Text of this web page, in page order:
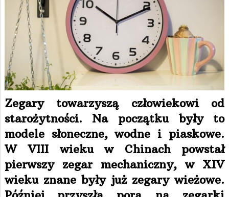
Zegary towarzyszą człowiekowi od
starożytności. Na początku były to
modele słoneczne, wodne i piaskowe.
W VIII wieku w Chinach powstał
pierwszy zegar mechaniczny, w XIV
wieku znane były już zegary wieżowe.